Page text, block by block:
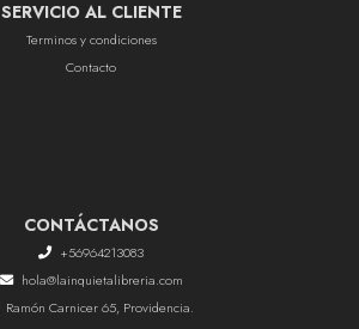
SERVICIO AL CLIENTE
Terminos y condiciones
Contacto
CONTÁCTANOS
+56964213083
hola@lainquietalibreria.com
Ramón Carnicer 65, Providencia.